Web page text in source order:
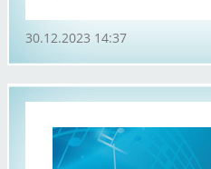
30.12.2023 14:37